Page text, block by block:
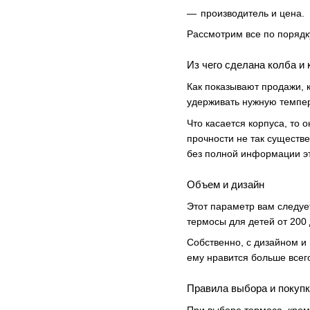
производитель и цена.
Рассмотрим все по
Из чего сделана колба и
Как показывают продажи,
удерживать нужную
Что касается корпуса, то
прочности не так
без полной информации
Объем и дизайн
Этот параметр вам
термосы для детей от
Собственно, с дизайном
ему нравится больше
Правила выбора и